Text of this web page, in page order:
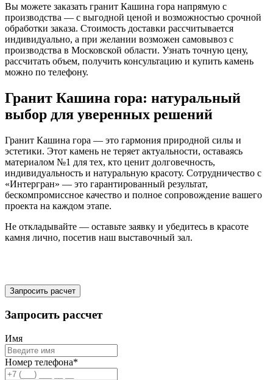
Вы можете заказать гранит Кашина гора напрямую с
производства — с выгодной ценой и возможностью срочной
обработки заказа. Стоимость доставки рассчитывается
индивидуально, а при желании возможен самовывоз с
производства в Московской области. Узнать точную цену,
рассчитать объем, получить консультацию и купить камень
можно по телефону.
Гранит Кашина гора: натуральный
выбор для уверенных решений
Гранит Кашина гора — это гармония природной силы и
эстетики. Этот камень не теряет актуальности, оставаясь
материалом №1 для тех, кто ценит долговечность,
индивидуальность и натуральную красоту. Сотрудничество с
«Интергран» — это гарантированный результат,
бескомпромиссное качество и полное сопровождение вашего
проекта на каждом этапе.
Не откладывайте — оставьте заявку и убедитесь в красоте
камня лично, посетив наш выставочный зал.
Запросить расчет
Запросить рассчет
Имя
Номер телефона*